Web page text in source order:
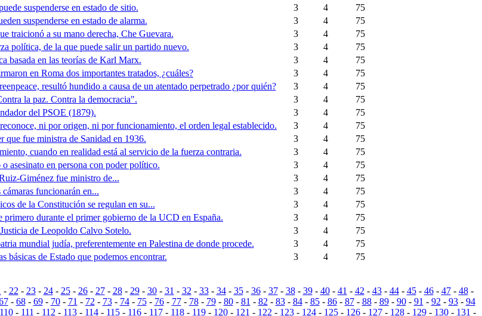
suspenderse en estado de sitio. 3 4
75
suspenderse en estado de alarma. 3 4
75
traicionó a su mano derecha, Che Guevara. 3 4
75
política, de la que puede salir un partido nuevo. 3 4
75
basada en las teorías de Karl Marx. 3 4
75
en Roma dos importantes tratados, ¿cuáles? 3 4
75
resultó hundido a causa de un atentado perpetrado ¿por quién? 3 4
75
la paz. Contra la democracia". 3 4
75
del PSOE (1879). 3 4
75
ni por origen, ni por funcionamiento, el orden legal establecido. 3 4
75
que fue ministra de Sanidad en 1936. 3 4
75
cuando en realidad está al servicio de la fuerza contraria. 3 4
75
o asesinato en persona con poder político. 3 4
75
Giménez fue ministro de... 3 4
75
cámaras funcionarán en... 3 4
75
de la Constitución se regulan en su... 3 4
75
durante el primer gobierno de la UCD en España. 3 4
75
de Leopoldo Calvo Sotelo. 3 4
75
mundial judía, preferentemente en Palestina de donde procede. 3 4
75
básicas de Estado que podemos encontrar. 3 4 75
- 22 - 23- 24- 25- 26- 27- 28- 29- 30- 31 - 32 - 33- 34- 35- 36- 37- 38- 39- 40- 41 - 42 - 43- 44- 45- 46- 47- 48-
- 68- 69- 70- 71 - 72 - 73- 74- 75- 76- 77- 78- 79- 80- 81 - 82 - 83- 84- 85- 86- 87- 88- 89- 90- 91 - 92 - 93- 94
110- 111 - 112 - 113- 114- 115- 116- 117- 118- 119- 120- 121 - 122 - 123- 124- 125- 126- 127- 128- 129- 130- 131 -